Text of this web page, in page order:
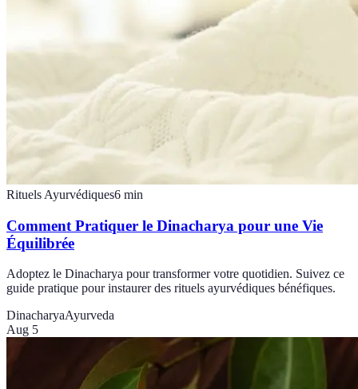
Rituels Ayurvédiques6 min
Comment Pratiquer le Dinacharya pour une Vie
Équilibrée
Adoptez le Dinacharya pour transformer votre quotidien. Suivez ce
guide pratique pour instaurer des rituels ayurvédiques bénéfiques.
DinacharyaAyurveda
Aug 5